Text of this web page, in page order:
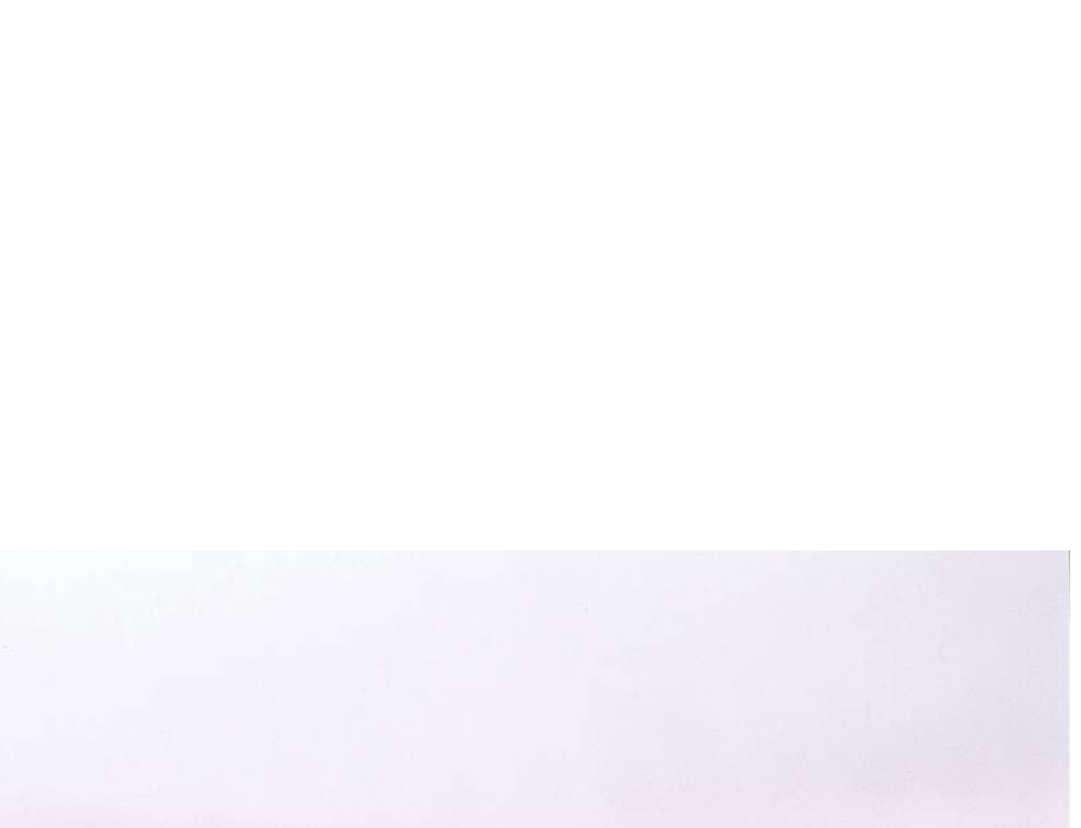
ontstaan die aan onderzijde nog vast zitten. Roomkaasmengsel tussen plakken smeren. Plakken tegen elkaar drukken. Stokbrood
lossnijden en direct serveren.